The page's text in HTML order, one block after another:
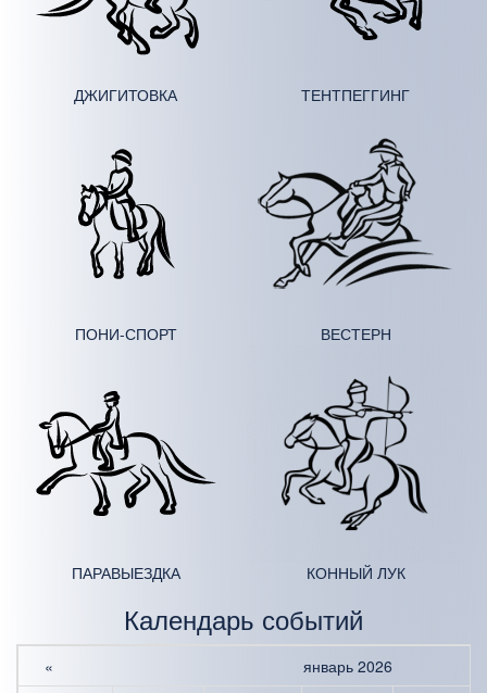
ДЖИ­ГИ­ТОВ­КА ТЕНТ­ПЕГГИНГ
ПОНИ-СПОРТ ВЕСТЕРН
ПАРА­ВЫЕЗДКА КОННЫЙ ЛУК
Календарь событий
«
январь 2026